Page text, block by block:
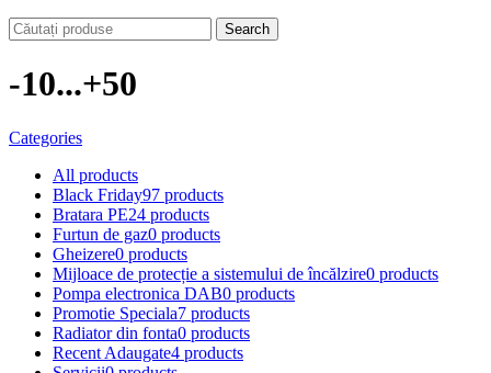
Search
-10...+50
Categories
All products
Black Friday97 products
Bratara PE24 products
Furtun de gaz0 products
Gheizere0 products
Mijloace de protecție a sistemului de încălzire0 products
Pompa electronica DAB0 products
Promotie Speciala7 products
Radiator din fonta0 products
Recent Adaugate4 products